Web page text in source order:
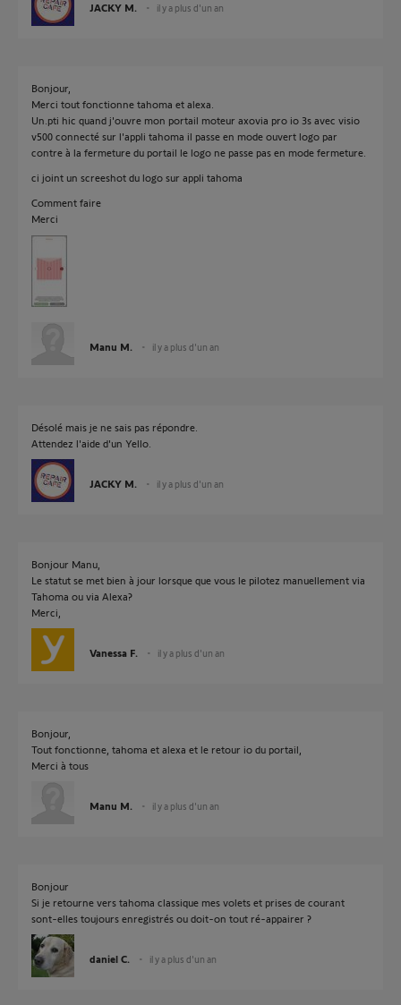
JACKY M. il y a plus d'un an
Bonjour,
Merci tout fonctionne tahoma et alexa.
Un.pti hic quand j'ouvre mon portail moteur axovia pro io 3s avec visio
v500 connecté sur l'appli tahoma il passe en mode ouvert logo par
contre à la fermeture du portail le logo ne passe pas en mode fermeture.
ci joint un screeshot du logo sur appli tahoma
Comment faire
Merci
Manu M. il y a plus d'un an
Désolé mais je ne sais pas répondre.
Attendez l'aide d'un Yello.
JACKY M. il y a plus d'un an
Bonjour Manu,
Le statut se met bien à jour lorsque que vous le pilotez manuellement via
Tahoma ou via Alexa?
Merci,
Vanessa F. il y a plus d'un an
Bonjour,
Tout fonctionne, tahoma et alexa et le retour io du portail,
Merci à tous
Manu M. il y a plus d'un an
Bonjour
Si je retourne vers tahoma classique mes volets et prises de courant
sont-elles toujours enregistrés ou doit-on tout ré-appairer ?
daniel C. il y a plus d'un an